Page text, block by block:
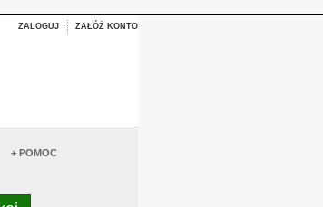
ZALOGUJ ZAŁÓŻ KONTO
+ POMOC